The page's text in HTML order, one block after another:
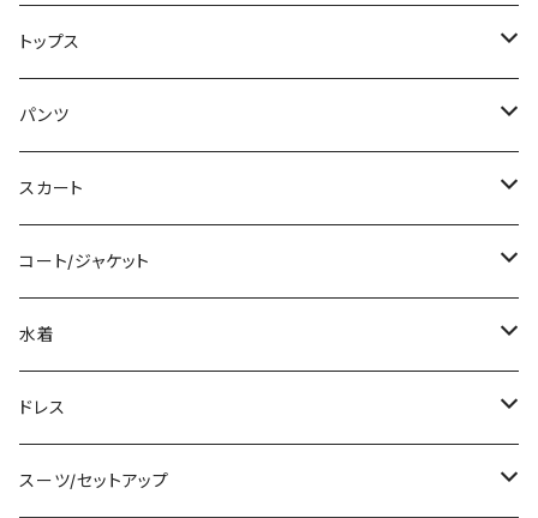
ミニ/ショート
ミディアム/ミモレ
ロング/マキシ
袖付き
ノースリーブ
その他
チュニック
トップス
Tシャツ/カットソー
タンクトップ/キャミソール
シャツ/ブラウス
ベアトップ/チューブトップ
カーディガン/ボレロ
ニット/セーター
パンツ
ショート丈
クロップド丈
ロング丈
デニム
レギンス
スカート
ミニ/ショート
ミディアム/ミモレ
ロング
その他
コート/ジャケット
コート
ジャケット
その他
水着
タンキニ
バンドゥビキニ
ドレス
ミニ/ショート
スーツ/セットアップ